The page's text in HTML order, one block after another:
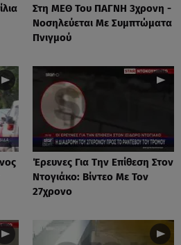
Στη ΜΕΘ Του ΠΑΓΝΗ 3χρονη -
Νοσηλεύεται Με Συμπτώματα
Πνιγμού
Έρευνες Για Την Επίθεση Στον
Ντογιάκο: Βίντεο Με Τον
27χρονο